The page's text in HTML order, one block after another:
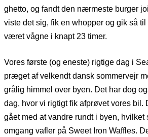
ghetto, og fandt den nærmeste burger
viste det sig, fik en whopper og gik så til
været vågne i knapt 23 timer.
Vores første (og eneste) rigtige dag i
præget af velkendt dansk sommervejr
grålig himmel over byen. Det har dog
dag, hvor vi rigtigt fik afprøvet vores bil.
gået med at vandre rundt i byen, hvilket
omgang vafler på Sweet Iron Waffles.